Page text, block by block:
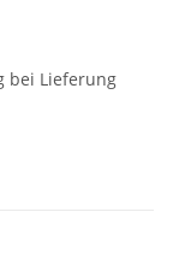
bei Lieferung